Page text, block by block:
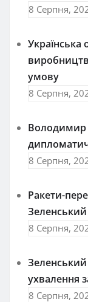
8 Серпня,
умову
8 Серпня,
Володимир
8 Серпня,
Ракети-
8 Серпня,
ухвалення
8 Серпня,